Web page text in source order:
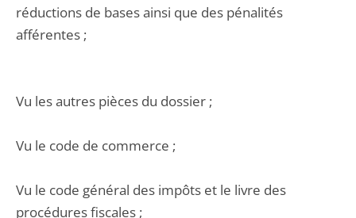
réductions de bases ainsi que des pénalités
afférentes ;
Vu les autres pièces du dossier ;
Vu le code de commerce ;
Vu le code général des impôts et le livre des
procédures fiscales ;